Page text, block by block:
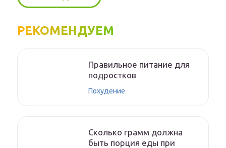
РЕКОМЕНДУЕМ
Правильное питание для
подростков
Похудение
Сколько грамм должна
быть порция еды при